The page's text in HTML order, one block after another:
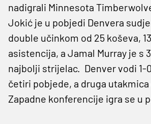
nadigrali Minnesota
Jokić je u pobjedi Denvera
double učinkom od 25 koševa,
asistencija, a Jamal Murray je s
najbolji strijelac. Denver vodi 1-
četiri pobjede, a druga
Zapadne konferencije igra se u